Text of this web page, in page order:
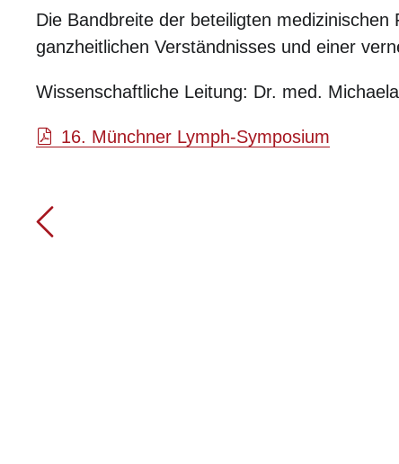
Die Bandbreite der beteiligten
ganzheitlichen Verständnisses und einer
Wissenschaftliche Leitung: Dr. med.
16. Münchner Lymph-Symposium